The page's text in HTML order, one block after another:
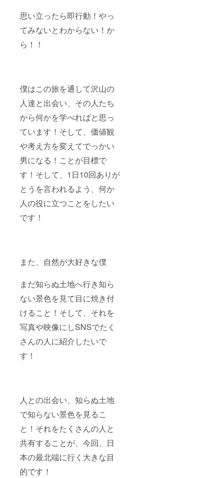
思い立ったら即行動！やっ
てみないとわからない！か
ら！！
僕はこの旅を通して沢山の
人達と出会い、その人たち
から何かを学べればと思っ
ています！そして、価値観
や考え方を変えてでっかい
男になる！ことが目標で
す！そして、1日10回ありが
とうを言われるよう、何か
人の役に立つことをしたい
です！
また、自然が大好きな僕
まだ知らぬ土地へ行き知ら
ない景色を見て目に焼き付
けること！そして、それを
写真や映像にしSNSでたく
さんの人に紹介したいで
す！
人との出会い、知らぬ土地
で知らない景色を見るこ
と！それをたくさんの人と
共有することが、今回、日
本の最北端に行く大きな目
的です！